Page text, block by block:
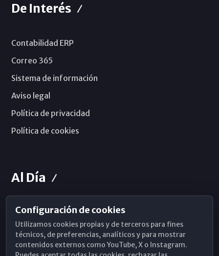
De Interés
Contabilidad ERP
Correo 365
Sistema de información
Aviso legal
Política de privacidad
Política de cookies
Al Día
Horarios de Misa
Hemeroteca
WhatsApp
Configuración de cookies
Utilizamos cookies propias y de terceros para fines
técnicos, de preferencias, analíticos y para mostrar
contenidos externos como YouTube, X o Instagram.